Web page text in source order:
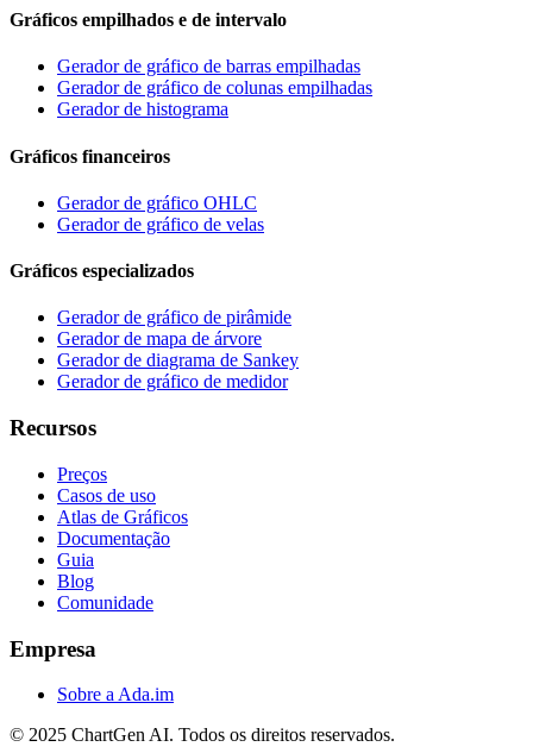
Gráficos empilhados e de intervalo
Gerador de gráfico de barras empilhadas
Gerador de gráfico de colunas empilhadas
Gerador de histograma
Gráficos financeiros
Gerador de gráfico OHLC
Gerador de gráfico de velas
Gráficos especializados
Gerador de gráfico de pirâmide
Gerador de mapa de árvore
Gerador de diagrama de Sankey
Gerador de gráfico de medidor
Recursos
Preços
Casos de uso
Atlas de Gráficos
Documentação
Guia
Blog
Comunidade
Empresa
Sobre a Ada.im
© 2025 ChartGen AI. Todos os direitos reservados.